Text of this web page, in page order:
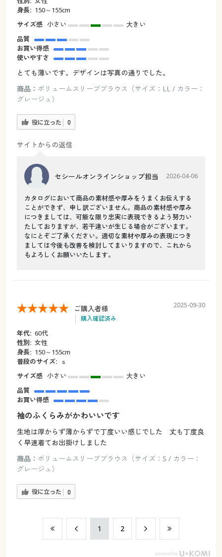
身長: 150～155cm
サイズ感 小さい
大きい
品質
お買い得感
使いやすさ
とても薄いです。デザインは写真の通りでした。
商品： ボリュームスリーブブラウス（サイズ：LL / カラー：
グレージュ）
役に立った 0
サイトからの返信
セシールオンラインショップ担当 2026-04-06
カタログにおいて商品の素材感や厚みをうまくお伝えする
ことができず、申し訳ございません。商品の素材感や厚み
につきましては、可能な限り忠実に表現できるよう努力い
たしておりますが、若干違いが生じる場合がございます。
なにとぞご了承ください。適切な素材や厚みの表現につき
ましては今後も改善を検討してまいりますので、これから
もよろしくお願いいたします。
ご購入者様
購入確認済み
2025-09-30
年代: 60代
性別: 女性
身長: 150～155cm
普段のサイズ:
ｓ
サイズ感 小さい
大きい
品質
お買い得感
袖のふくらみがかわいいです
生地は厚からず薄からずで丁度いい感じでした 丈も丁度良
く早速着てお出掛けしました
商品： ボリュームスリーブブラウス（サイズ：S / カラー：
グレージュ）
役に立った 0
​1 ​2